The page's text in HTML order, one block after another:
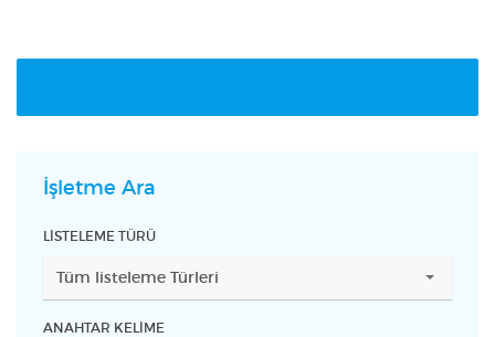
İşletme Ara
LISTELEME TÜRÜ
ANAHTAR KELIME